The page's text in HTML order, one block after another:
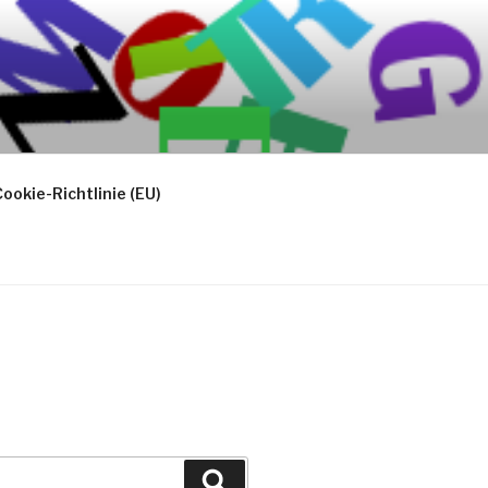
Richtlinie (EU)